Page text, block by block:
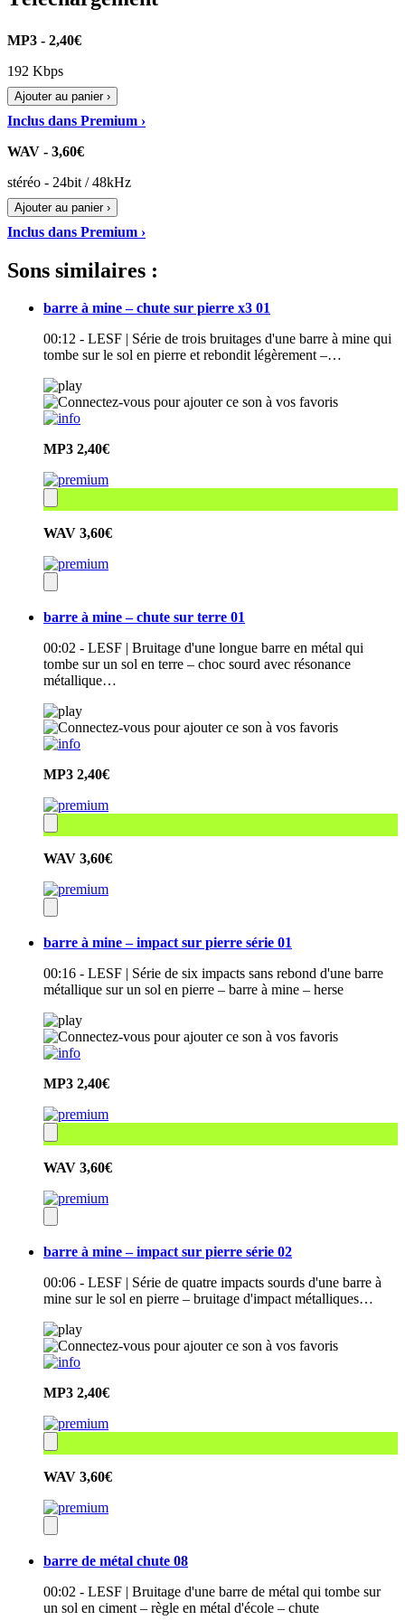
MP3 - 2,40€
192 Kbps
Ajouter au panier ›
Inclus dans Premium ›
WAV - 3,60€
stéréo - 24bit / 48kHz
Ajouter au panier ›
Inclus dans Premium ›
Sons similaires :
barre à mine – chute sur pierre x3 01
00:12 - LESF | Série de trois bruitages d'une barre à mine qui
tombe sur le sol en pierre et rebondit légèrement –…
MP3 2,40€
WAV 3,60€
barre à mine – chute sur terre 01
00:02 - LESF | Bruitage d'une longue barre en métal qui
tombe sur un sol en terre – choc sourd avec résonance
métallique…
MP3 2,40€
WAV 3,60€
barre à mine – impact sur pierre série 01
00:16 - LESF | Série de six impacts sans rebond d'une barre
métallique sur un sol en pierre – barre à mine – herse
MP3 2,40€
WAV 3,60€
barre à mine – impact sur pierre série 02
00:06 - LESF | Série de quatre impacts sourds d'une barre à
mine sur le sol en pierre – bruitage d'impact métalliques…
MP3 2,40€
WAV 3,60€
barre de métal chute 08
00:02 - LESF | Bruitage d'une barre de métal qui tombe sur
un sol en ciment – règle en métal d'école – chute